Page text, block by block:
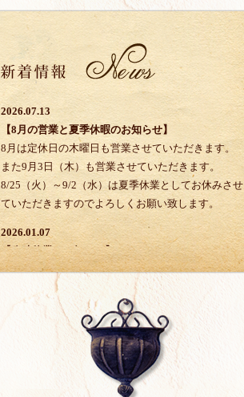
2026.07.13
【8月の営業と夏季休暇のお知らせ】
8月は定休日の木曜日も営業させていただきます。
また9月3日（木）も営業させていただきます。
8/25（火）～9/2（水）は夏季休業としてお休みさせ
ていただきますのでよろしくお願い致します。
2026.01.07
【臨時休業のお知らせ】
1/28（水）～2/4（水）は臨時休業とさせていただき
2/5（木）から通常通り営業させていただきますの
で、よろしくお願い致します。
【年末年始の営業のお知らせ】
12/28（日）～1/6（火）は通常通り営業させていた